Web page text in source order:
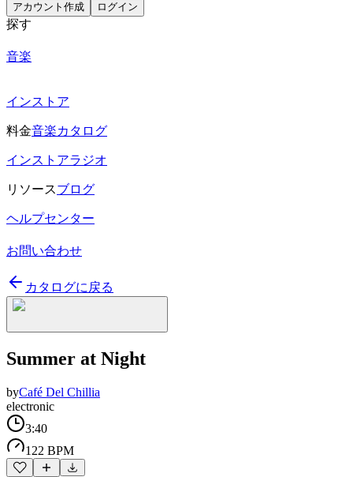
アカウント作成 ログイン
探す
音楽
インストア
料金音楽カタログ
インストアラジオ
リソースブログ
ヘルプセンター
お問い合わせ
カタログに戻る
Summer at Night
byCafé Del Chillia
electronic
3:40
122 BPM